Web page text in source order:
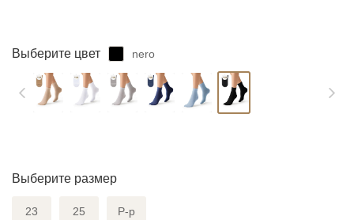
Выберите цвет nero
Выберите размер
23 25 Р-р